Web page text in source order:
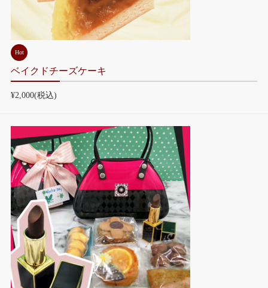
Hot
ベイクドチーズケーキ
¥2,000(税込)